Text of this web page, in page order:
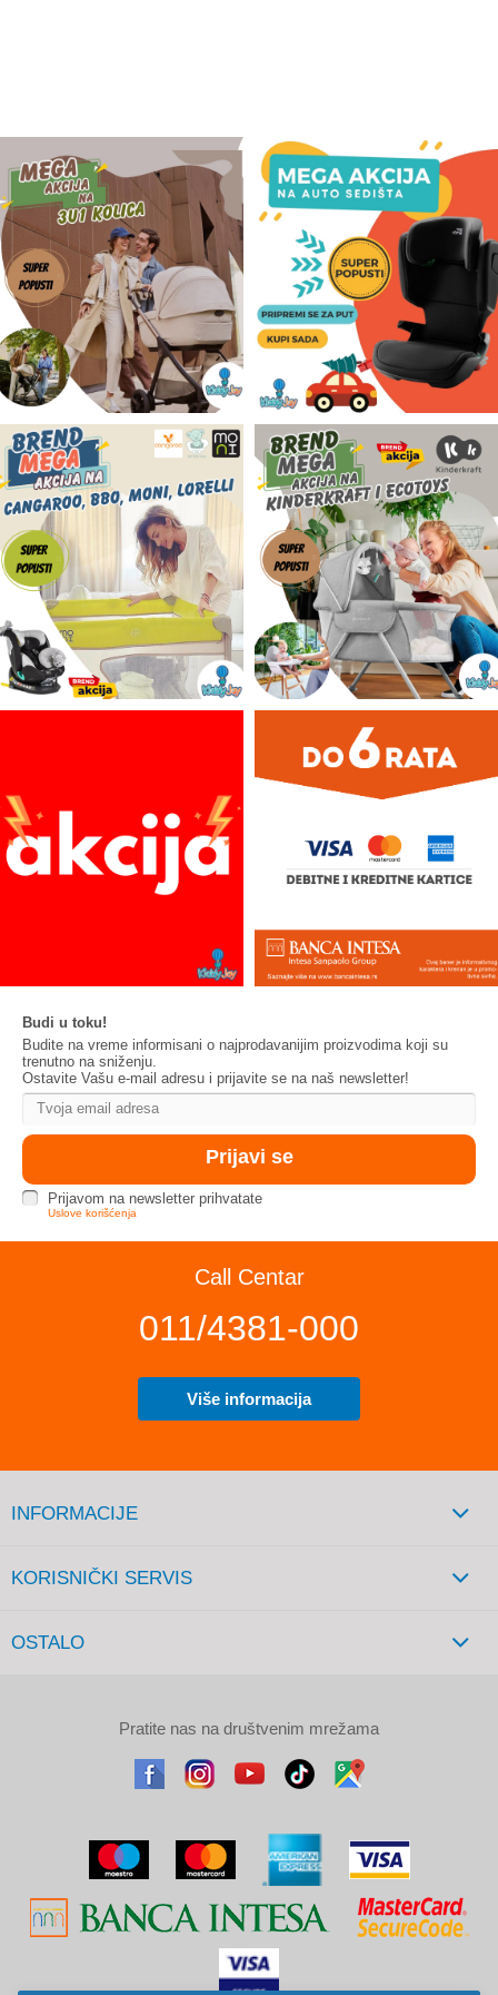
AKCIJA
Prodavnica
Call Centar
011 438 1 000
Budi u toku!
Budite na vreme informisani o najprodavanijim proizvodima koji su
trenutno na sniženju.
Ostavite Vašu e-mail adresu i prijavite se na naš newsletter!
Prijavom na newsletter prihvatate
Uslove korišćenja
Call Centar
011/4381-000
Više informacija
INFORMACIJE
KORISNIČKI SERVIS
OSTALO
Pratite nas na društvenim mrežama